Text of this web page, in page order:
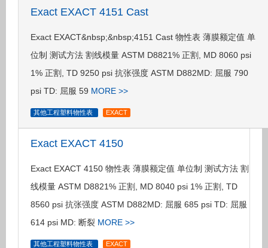
Exact EXACT 4151 Cast
Exact EXACT&nbsp;&nbsp;4151 Cast 物性表 薄膜额定值 单
位制 测试方法 割线模量 ASTM D8821% 正割, MD 8060 psi
1% 正割, TD 9250 psi 抗张强度 ASTM D882MD: 屈服 790
psi TD: 屈服 59 MORE >>
其他工程塑料物性表 EXACT
Exact EXACT 4150
Exact EXACT 4150 物性表 薄膜额定值 单位制 测试方法 割
线模量 ASTM D8821% 正割, MD 8040 psi 1% 正割, TD
8560 psi 抗张强度 ASTM D882MD: 屈服 685 psi TD: 屈服
614 psi MD: 断裂 MORE >>
其他工程塑料物性表 EXACT